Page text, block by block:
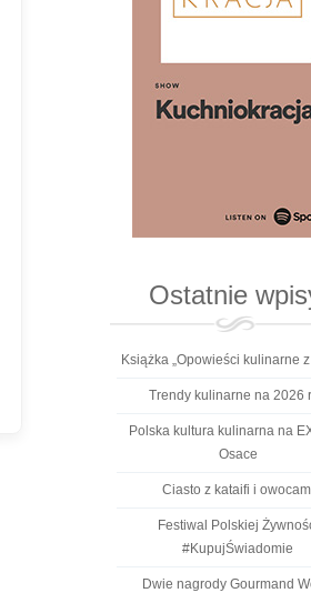
Ostatnie
Książka „Opowieści kulinarne
Trendy kulinarne na 2026
Polska kultura kulinarna na
Osace
Ciasto z kataifi i
Festiwal Polskiej
#KupujŚwiadomie
Dwie nagrody Gourmand